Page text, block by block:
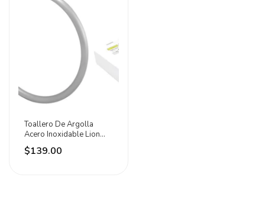
Toallero De Argolla
Acero Inoxidable Lion
Tools Plateado
$139.00